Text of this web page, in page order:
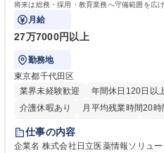
将来は総務・採用・教育業務へ守備範囲を広
ます。
月給
27万7000円以上
勤務地
東京都千代田区
業界未経験歓迎
年間休日120日以
介護休暇あり
月平均残業時間20時
住宅手当あり
育休あり
完全週休2日制 交通費
仕事の内容
企業名 株式会社日立医薬情報ソリューションズ 求人名 【